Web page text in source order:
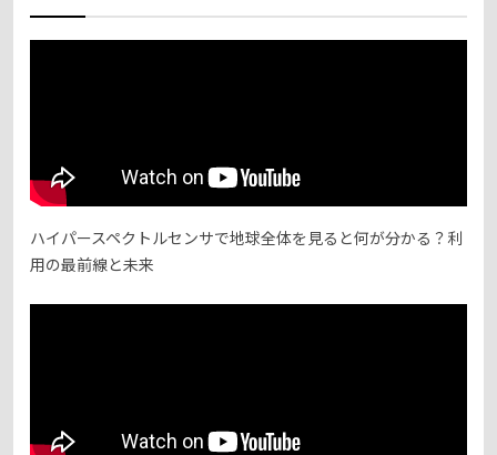
ハイパースペクトルセンサで地球全体を見ると何が分かる？利
用の最前線と未来